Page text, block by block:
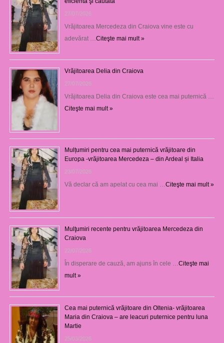
27/07/2026
Vrăjitoarea Mercedeza din Craiova vine este cu
adevărat … Citeşte mai mult »
Vrăjitoarea Delia din Craiova
27/07/2026
Vrăjitoarea Delia din Craiova este cea mai puternică …
Citeşte mai mult »
Mulțumiri pentru cea mai puternică vrăjitoare din
Europa -vrăjitoarea Mercedeza – din Ardeal și Italia
23/07/2026
Vă declar că am apelat cu cea mai … Citeşte mai mult »
Mulţumiri recente pentru vrăjitoarea Mercedeza din
Craiova
22/07/2026
În disperare de cauză, am ajuns în cele … Citeşte mai
mult »
Cea mai puternică vrăjitoare din Oltenia- vrăjitoarea
Maria din Craiova – are leacuri puternice pentru luna
Martie
25/03/2026